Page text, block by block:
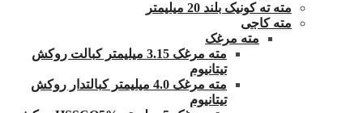
مته ته کونیک بلند 20 میلیمتر
مته کاجی
مته مرغک
مته مرغک 3.15 میلیمتر کبالت روکش
تیتانیوم
مته مرغک 4.0 میلیمتر کبالتدار روکش
تیتانیوم